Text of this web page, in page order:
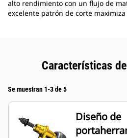
alto rendimiento con un flujo de
excelente patrón de corte
Características
Se muestran 1-3 de 5
Diseño de